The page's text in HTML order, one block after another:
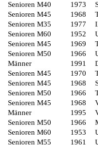
Senioren M40 1973
Senioren M45 1968
Senioren M35 1977
Senioren M60 1952
Senioren M45 1969
Senioren M50 1966
Männer 1991
Senioren M45 1970
Senioren M45 1968
Senioren M50 1966
Senioren M45 1968
Männer 1995
Senioren M50 1966
Senioren M60 1953
Senioren M55 1961